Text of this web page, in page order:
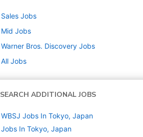
Sales Jobs
Mid Jobs
Warner Bros. Discovery Jobs
All Jobs
SEARCH ADDITIONAL JOBS
WBSJ Jobs In Tokyo, Japan
Jobs In Tokyo, Japan